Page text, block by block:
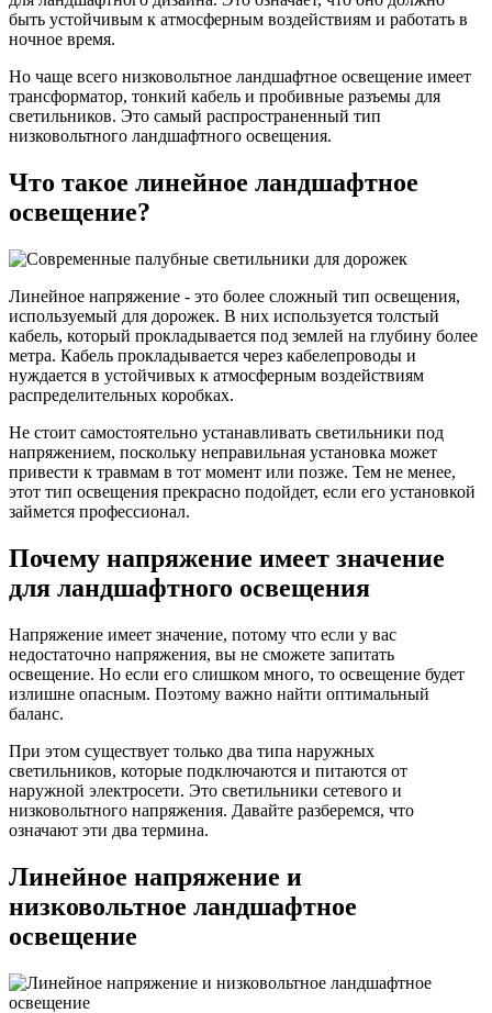
быть устойчивым к атмосферным воздействиям и работать в
ночное время.
Но чаще всего низковольтное ландшафтное освещение имеет
трансформатор, тонкий кабель и пробивные разъемы для
светильников. Это самый распространенный тип
низковольтного ландшафтного освещения.
Что такое линейное ландшафтное
освещение?
Линейное напряжение - это более сложный тип освещения,
используемый для дорожек. В них используется толстый
кабель, который прокладывается под землей на глубину более
метра. Кабель прокладывается через кабелепроводы и
нуждается в устойчивых к атмосферным воздействиям
распределительных коробках.
Не стоит самостоятельно устанавливать светильники под
напряжением, поскольку неправильная установка может
привести к травмам в тот момент или позже. Тем не менее,
этот тип освещения прекрасно подойдет, если его установкой
займется профессионал.
Почему напряжение имеет значение
для ландшафтного освещения
Напряжение имеет значение, потому что если у вас
недостаточно напряжения, вы не сможете запитать
освещение. Но если его слишком много, то освещение будет
излишне опасным. Поэтому важно найти оптимальный
баланс.
При этом существует только два типа наружных
светильников, которые подключаются и питаются от
наружной электросети. Это светильники сетевого и
низковольтного напряжения. Давайте разберемся, что
означают эти два термина.
Линейное напряжение и
низковольтное ландшафтное
освещение